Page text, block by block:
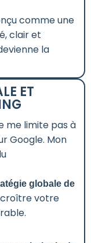
comme une
clair et
la
ET
me limite pas à
Google. Mon
globale de
votre